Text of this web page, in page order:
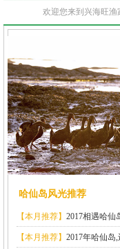
欢迎您来到兴海旺渔
哈仙岛风光推荐
【本月推荐】 2017相遇哈
【本月推荐】 2017年哈仙